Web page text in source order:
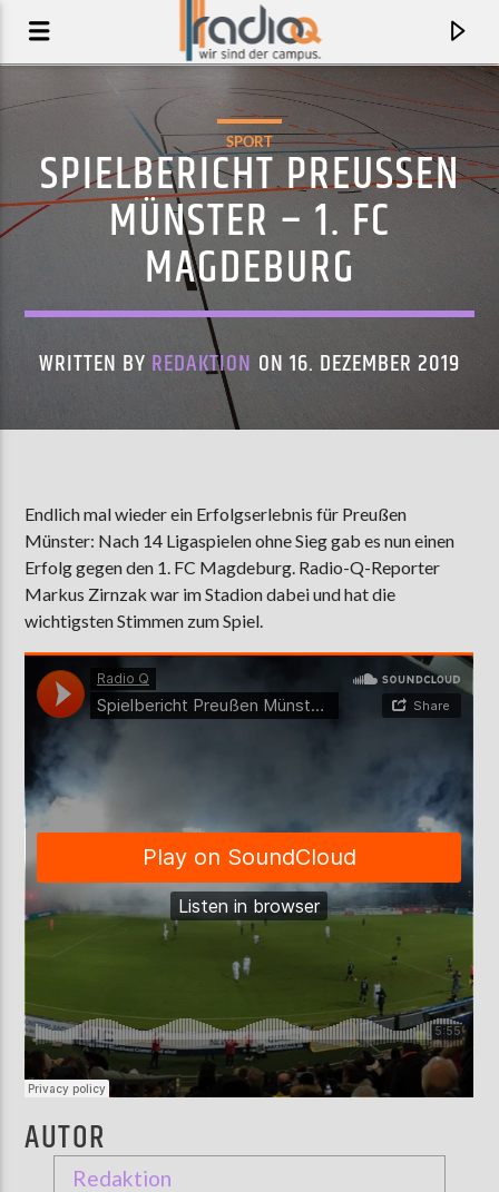
AKTUELLE SENDUNG
MOEBIUS
00:00 09:00
ZU HÖREN IN
SPORT
SPIELBERICHT PREUSSEN M
ÜNSTER – 1. FC M
AGDEBURG
WRITTEN BY REDAKTION ON 16. DEZEMBER 2019
Endlich mal wieder ein Erfolgserlebnis für Preußen
Münster: Nach 14 Ligaspielen ohne Sieg gab es nun einen
Erfolg gegen den 1. FC Magdeburg. Radio-Q-Reporter
Markus Zirnzak war im Stadion dabei und hat die
wichtigsten Stimmen zum Spiel.
AUTOR
Redaktion